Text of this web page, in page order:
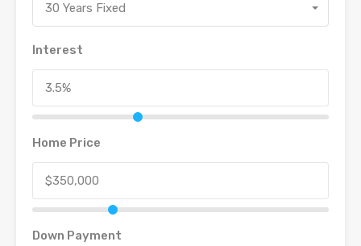
30 Years Fixed
Interest
Home Price
Down Payment